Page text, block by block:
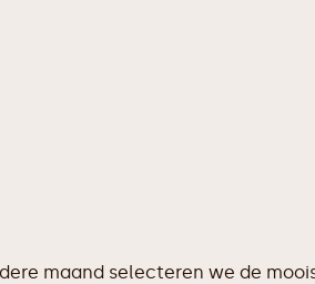
maand selecteren we de